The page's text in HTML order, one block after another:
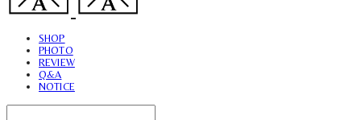
SHOP
PHOTO
REVIEW
Q&A
NOTICE